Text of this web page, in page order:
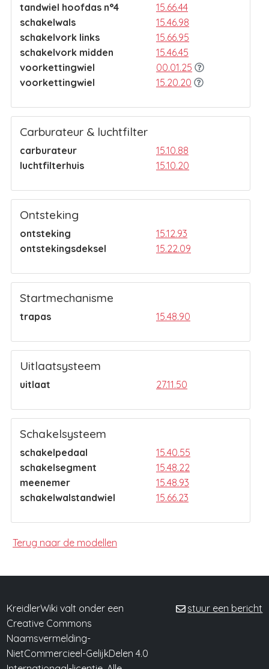
tandwiel hoofdas n°4
15.66.44
schakelwals
15.46.98
schakelvork links
15.66.95
schakelvork midden
15.46.45
voorkettingwiel
00.01.25
voorkettingwiel
15.20.20
Carburateur & luchtfilter
carburateur
15.10.88
luchtfilterhuis
15.10.20
Ontsteking
ontsteking
15.12.93
ontstekingsdeksel
15.22.09
Startmechanisme
trapas 15.48.90
Uitlaatsysteem
uitlaat 27.11.50
Schakelsysteem
schakelpedaal
15.40.55
schakelsegment
15.48.22
meenemer
15.48.93
schakelwalstandwiel
15.66.23
Terug naar de modellen
KreidlerWiki valt onder een
Creative Commons
Naamsvermelding-
NietCommercieel-GelijkDelen 4.0
stuur een bericht